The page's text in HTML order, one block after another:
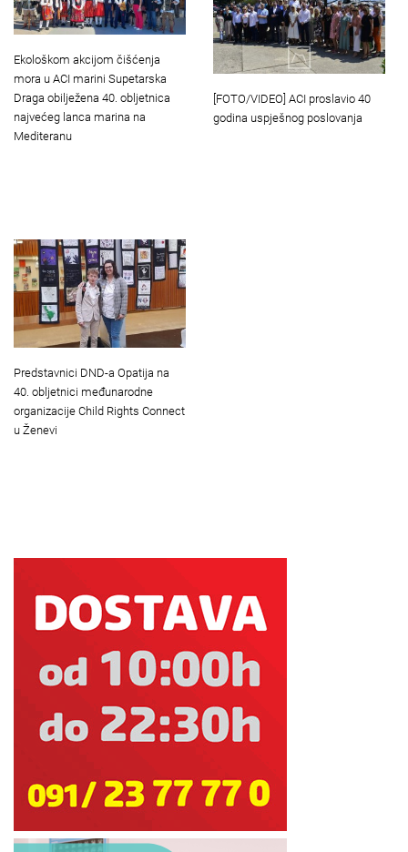
Ekološkom akcijom čišćenja
mora u ACI marini Supetarska
Draga obilježena 40. obljetnica
najvećeg lanca marina na
Mediteranu
[FOTO/VIDEO] ACI proslavio 40
godina uspješnog poslovanja
Predstavnici DND-a Opatija na
40. obljetnici međunarodne
organizacije Child Rights Connect
u Ženevi